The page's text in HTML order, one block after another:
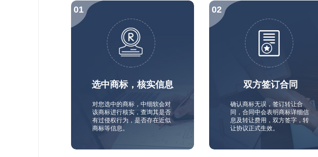
选中商标，核实信息
对您选中的商标，中细软会对
该商标进行核实，查询其是否
有过侵权行为，是否存在近似
商标等信息。
双方签订合同
确认商标无误，签订转让合
同，合同中会表明商标详细信
息及转让费用，双方签字，转
让协议正式生效。